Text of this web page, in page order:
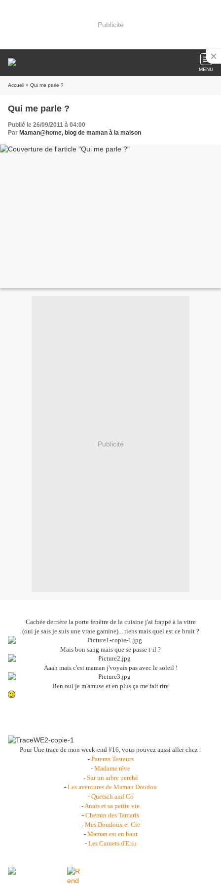
Publicité
MENU
Accueil » Qui me parle ?
Qui me parle ?
Publié le 26/09/2011 à 04:00
Par Maman@home, blog de maman à la maison
Publicité
Cachée derrière la porte fenêtre de la cuisine j'ai frappé à la vitre
(oui je sais je suis une vraie gamine)... tiens mais quel est ce bruit ?
Mais bon sang mais que se passe t-il ?
Aaah mais c'est maman j'voyais pas avec le soleil !
Ben oui je m'amuse et en plus ça me fait rire
Pour Une trace de mon week-end #16, vous pouvez aussi aller chez :
- Parents Testeurs
- Madame rêve
- Sur un arbre perché
- Les aventures de Maman Doudou
- Quetsch and Co
-Anaïs et sa petite vie
- Chemin des Tamaris
- Mes Doudoux et Cie
- Maman est en haut
- Les Carnets d'Eriu